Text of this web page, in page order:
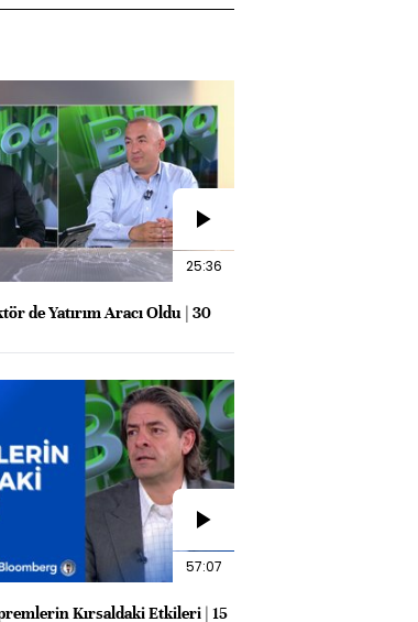
25:36
de Yatırım Aracı Oldu | 30
57:07
Kırsaldaki Etkileri | 15